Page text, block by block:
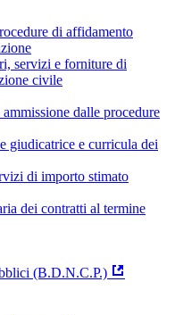
di affidamento
servizi e forniture di
civile
dalle procedure
giudicatrice e curricula dei
di importo stimato
dei contratti al termine
(B.D.N.C.P.)